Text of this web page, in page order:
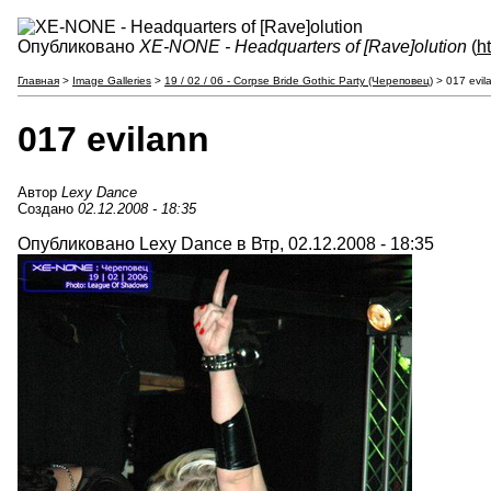
Опубликовано XE-NONE - Headquarters of [Rave]olution (
Главная > Image Galleries > 19 / 02 / 06 - Corpse Bride Gothic Party (Череповец) > 017
017 evilann
Автор Lexy Dance
Создано 02.12.2008 - 18:35
Опубликовано Lexy Dance в Втр, 02.12.2008 - 18:35